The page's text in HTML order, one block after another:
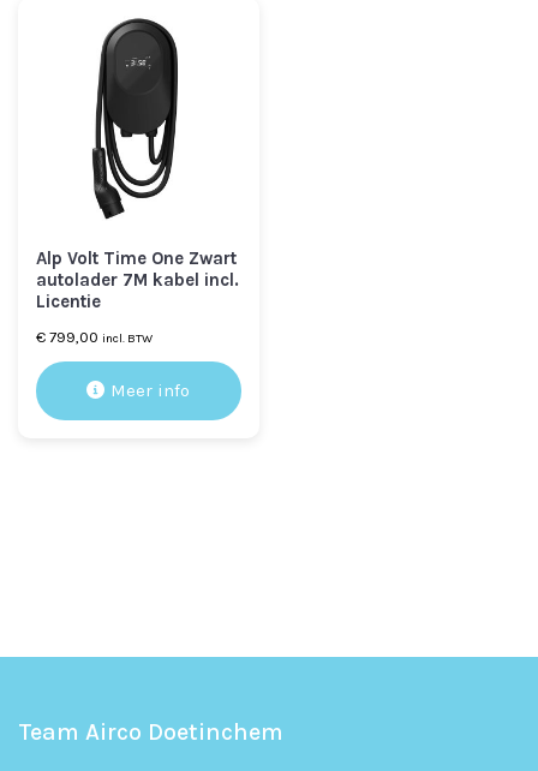
Alp Volt Time One Zwart
autolader 7M kabel incl.
Licentie
€ 799,00 incl. BTW
Meer info
Team Airco Doetinchem